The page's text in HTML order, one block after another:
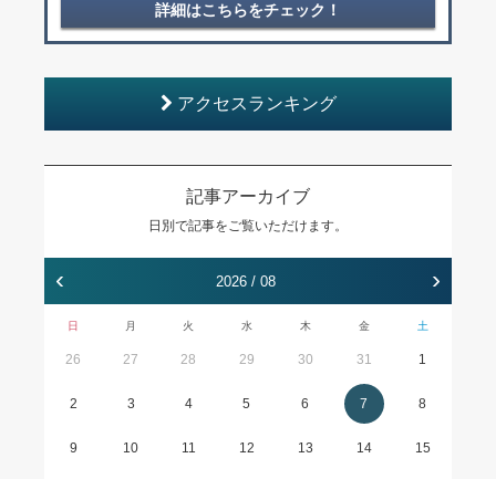
詳細はこちらをチェック！
アクセスランキング
記事アーカイブ
日別で記事をご覧いただけます。
‹ 2026 / 08 ›
日 月 火 水 木 金 土
26 27 28 29 30 31 1
2 3 4 5 6 7 8
9 10 11 12 13 14 15